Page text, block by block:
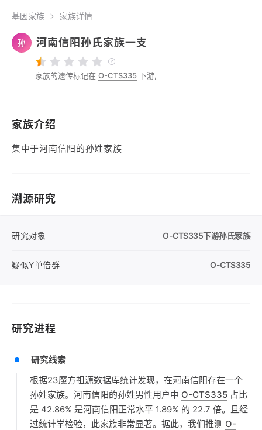
基因家族 家族详情
孙 河南信阳孙氏家族一支
家族的遗传标记在 O-CTS335 下游,
家族介绍
集中于河南信阳的孙姓家族
溯源研究
研究对象 O-CTS335下游孙氏家族
疑似Y单倍群 O-CTS335
研究进程
研究线索
根据23魔方祖源数据库统计发现，在河南信阳存在一个
孙姓家族。河南信阳的孙姓男性用户中 O-CTS335 占比
是 42.86% 是河南信阳正常水平 1.89% 的 22.7 倍。且经
过统计学检验，此家族非常显著。据此，我们推测 O-